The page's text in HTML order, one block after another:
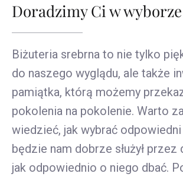
Doradzimy Ci w wyborze
Biżuteria srebrna to nie tylko
do naszego wyglądu, ale także
pamiątka, którą możemy
pokolenia na pokolenie. Warto
wiedzieć, jak wybrać
będzie nam dobrze służył przez
jak odpowiednio o niego dbać.